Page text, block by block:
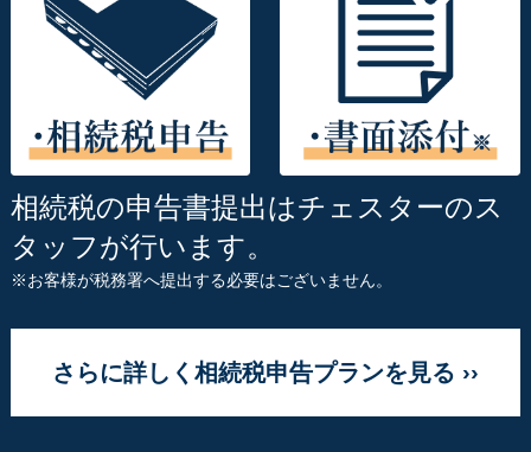
相続税の申告書提出はチェスターのス
タッフが行います。
※お客様が税務署へ提出する必要はございません。
さらに詳しく相続税申告プランを見る ››